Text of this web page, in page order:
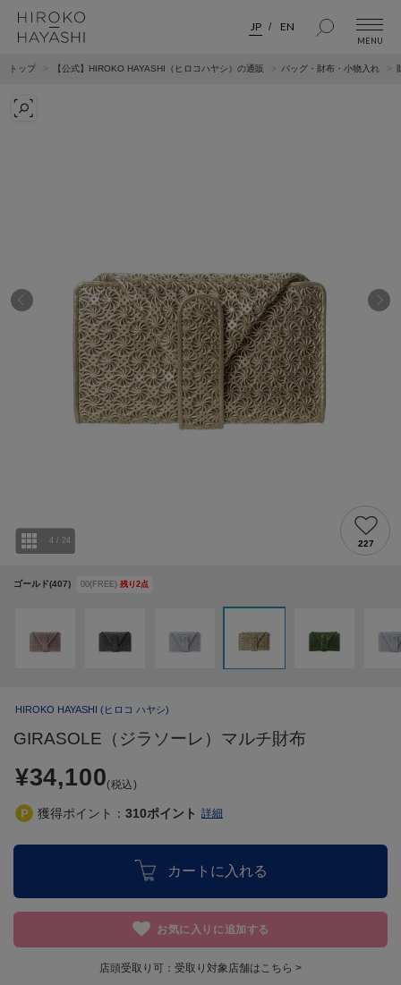
JP EN
トップ 【公式】HIROKO HAYASHI（ヒロコハヤシ）の通販 バッグ・財布・小物入れ
ゴールド(407) 00(FREE) 残り 2点
4 / 24 227
HIROKO HAYASHI (ヒロコ ハヤシ)
GIRASOLE（ジラソーレ）マルチ財布
¥34,100(税込)
獲得ポイント： 310ポイント 詳細
カートに入れる
お気に入りに追加する
店頭受取り可： 受取り対象店舗はこちら >